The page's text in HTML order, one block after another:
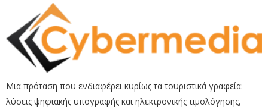
Μια πρόταση που ενδιαφέρει κυρίως τα τουριστικά γραφεία:
λύσεις ψηφιακής υπογραφής και ηλεκτρονικής τιμολόγησης,